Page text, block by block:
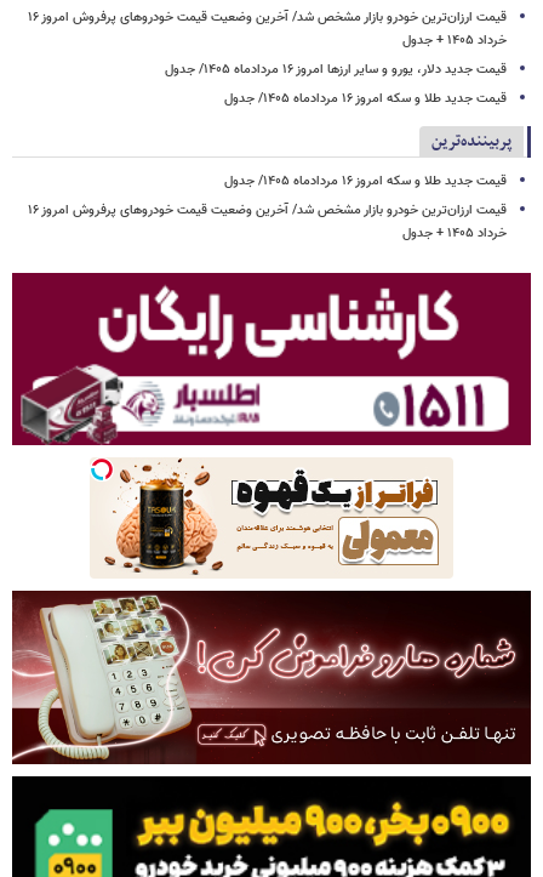
قیمت ارزان‌ترین خودرو بازار مشخص شد/ آخرین وضعیت قیمت خودروهای پرفروش امروز ۱۶
خرداد ۱۴۰۵ + جدول
قیمت جدید دلار، یورو و سایر ارزها امروز ۱۶ مردادماه ۱۴۰۵/ جدول
قیمت جدید طلا و سکه امروز ۱۶ مردادماه ۱۴۰۵/ جدول
پربیننده‌ترین
قیمت جدید طلا و سکه امروز ۱۶ مردادماه ۱۴۰۵/ جدول
قیمت ارزان‌ترین خودرو بازار مشخص شد/ آخرین وضعیت قیمت خودروهای پرفروش امروز ۱۶
خرداد ۱۴۰۵ + جدول